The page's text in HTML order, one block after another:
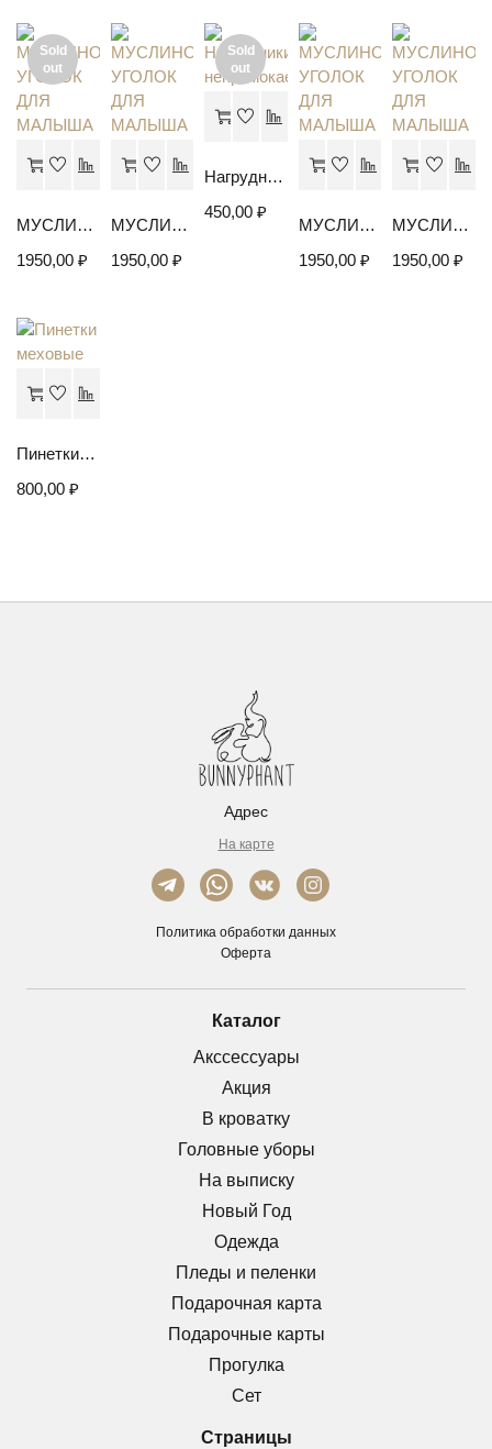
Sold
out
МУСЛИНОВЫЙ УГОЛОК ДЛЯ МАЛЫША
1950,00 ₽
МУСЛИНОВЫЙ УГОЛОК ДЛЯ МАЛЫША
1950,00 ₽
Sold
out
Нагрудники непромокаемые
450,00₽
МУСЛИНОВЫЙ УГОЛОК ДЛЯ МАЛЫША
1950,00 ₽
МУСЛИНОВЫЙ УГОЛОК ДЛЯ МАЛЫША
1950,00₽
Пинетки меховые
800,00 ₽
Адрес
На карте
Политика обработки данных
Оферта
Каталог
Акссессуары
Акция
В кроватку
Головные уборы
На выписку
Новый Год
Одежда
Пледы и пеленки
Подарочная карта
Подарочные карты
Прогулка
Сет
Страницы